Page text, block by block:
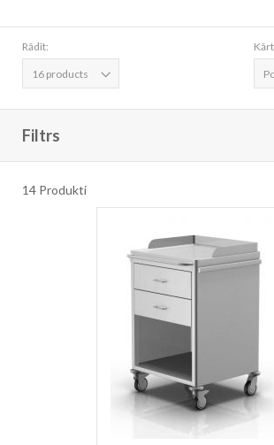
Rādīt:
Filtrs
14 Produkti